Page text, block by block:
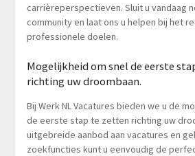
carrièreperspectieven. Sluit u vandaag
community en laat ons u helpen bij het
professionele doelen.
Mogelijkheid om snel de eerste
richting uw droombaan.
Bij Werk NL Vacatures bieden we u de
de eerste stap te zetten richting uw
uitgebreide aanbod aan vacatures en
zoekfuncties kunt u eenvoudig de